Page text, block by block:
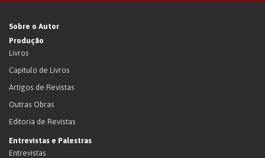
Sobre o Autor
Produção
Livros
Capítulo de Livros
Artigos de Revistas
Outras Obras
Editoria de Revistas
Entrevistas e Palestras
Entrevistas